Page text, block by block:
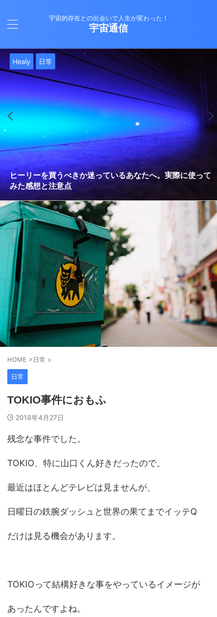
宇宙的存在との出会いで人生が変わった！
宇宙通信
日常 津留晃一
雨の日の恵み：心に降る静かな癒し
バシャール 津留晃一
就職は人生の終着駅じゃない！自分らしい道を見つける方
法
Healy 日常
ヒーリーを買うべきか迷っているあなたへ。実際に使って
みた感想と注意点
バシャール
エネルギーの法則 〜最近どハマりしていました〜
日常
現実を変える
日常
今、ここにいること
Healy 日常 津留晃一
もしかしてだけどHealy（量子波動調整器）のせいなの？
日常
iPad 第10世代買いました
Healy 日常
久し振りにHealy（ヒーリー）量子波動調整器について
日常
大谷さんの通訳、水原さんの解雇に思う
HOME >日常 >
日常
TOKIO事件におもふ
2018年4月27日
残念な事件でした。
TOKIO、特に山口くん好きだったので。
最近はほとんどテレビは見ませんが、
日曜日の鉄腕ダッシュと世界の果てまでイッテQ
だけは見る機会があります。
TOKIOって結構好きな事をやっているイメージが
あったんですよね。